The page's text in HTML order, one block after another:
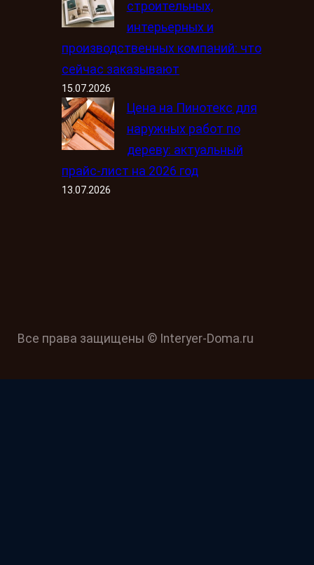
строительных,
интерьерных и
производственных компаний: что
сейчас заказывают
15.07.2026
Цена на Пинотекс для
наружных работ по
дереву: актуальный
прайс-лист на 2026 год
13.07.2026
Все права защищены © Interyer-Doma.ru